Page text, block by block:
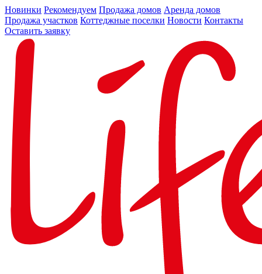
Новинки Рекомендуем Продажа домов Аренда домов
Продажа участков Коттеджные поселки Новости Контакты
Оставить заявку